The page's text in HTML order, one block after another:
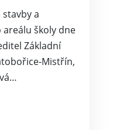
Základní
Mistřín,